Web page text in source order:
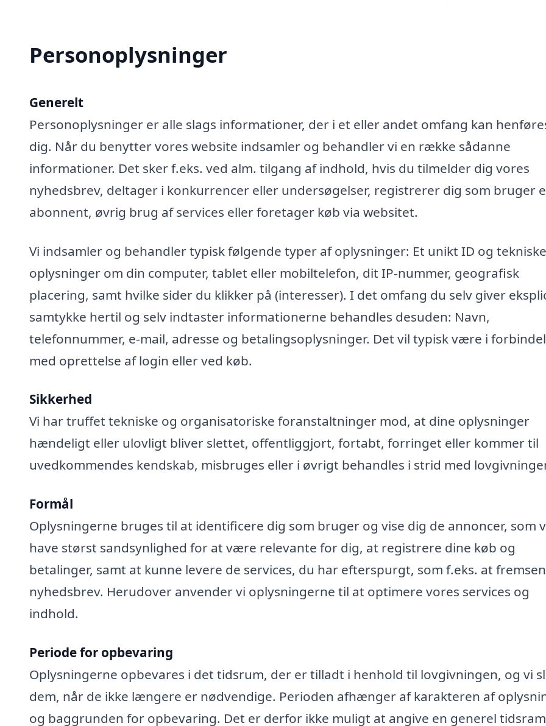
Personoplysninger
Generelt
Personoplysninger er alle slags informationer, der i et eller andet omfang kan
dig. Når du benytter vores website indsamler og behandler vi en række sådanne
informationer. Det sker f.eks. ved alm. tilgang af indhold, hvis du tilmelder dig vores
nyhedsbrev, deltager i konkurrencer eller undersøgelser, registrerer dig som bruger
abonnent, øvrig brug af services eller foretager køb via websitet.
Vi indsamler og behandler typisk følgende typer af oplysninger: Et unikt ID og tekniske
oplysninger om din computer, tablet eller mobiltelefon, dit IP-nummer, geografisk
placering, samt hvilke sider du klikker på (interesser). I det omfang du selv giver
samtykke hertil og selv indtaster informationerne behandles desuden: Navn,
telefonnummer, e-mail, adresse og betalingsoplysninger. Det vil typisk være i
med oprettelse af login eller ved køb.
Sikkerhed
Vi har truffet tekniske og organisatoriske foranstaltninger mod, at dine oplysninger
hændeligt eller ulovligt bliver slettet, offentliggjort, fortabt, forringet eller kommer til
uvedkommendes kendskab, misbruges eller i øvrigt behandles i strid med
Formål
Oplysningerne bruges til at identificere dig som bruger og vise dig de annoncer, som
have størst sandsynlighed for at være relevante for dig, at registrere dine køb og
betalinger, samt at kunne levere de services, du har efterspurgt, som f.eks. at
nyhedsbrev. Herudover anvender vi oplysningerne til at optimere vores services og
indhold.
Periode for opbevaring
Oplysningerne opbevares i det tidsrum, der er tilladt i henhold til lovgivningen, og vi
dem, når de ikke længere er nødvendige. Perioden afhænger af karakteren af
og baggrunden for opbevaring. Det er derfor ikke muligt at angive en generel